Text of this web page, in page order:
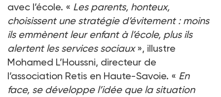
avec l’école. « Les parents, honteux,
choisissent une stratégie d’évitement : moins
ils emmènent leur enfant à l’école, plus ils
alertent les services sociaux», illustre
Mohamed L’Houssni, directeur de
l’association Retis en Haute-Savoie. « En
face, se développe l’idée que la situation